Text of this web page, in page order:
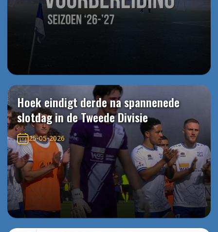
Hoek eindigt derde na spannenede
slotdag in de Tweede Divisie
25-05-2026